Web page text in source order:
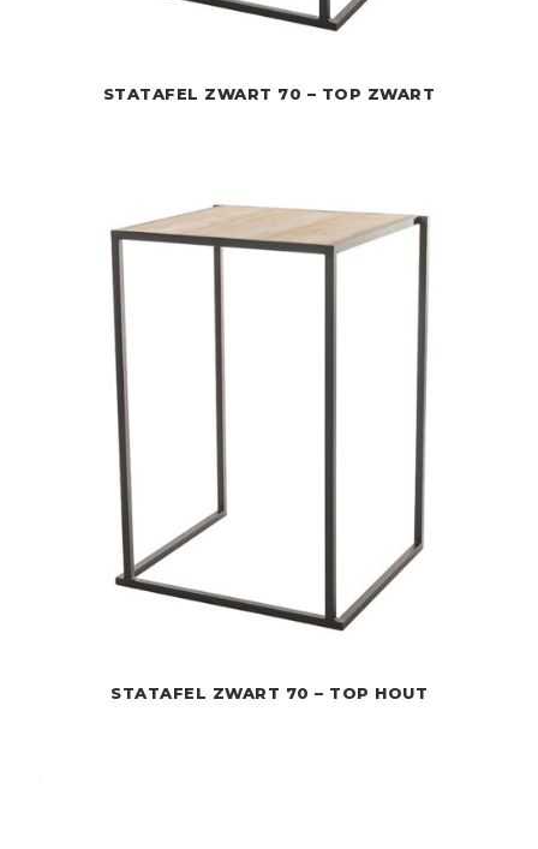
STATAFEL ZWART 70 – TOP ZWART
STATAFEL ZWART 70 – TOP HOUT